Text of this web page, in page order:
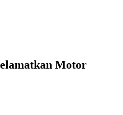
Motor